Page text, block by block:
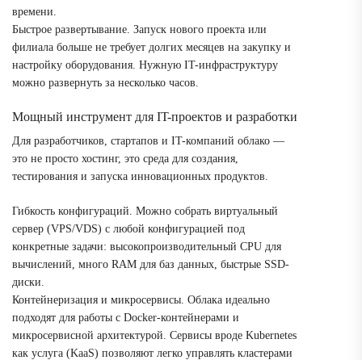
времени.
Быстрое развертывание. Запуск нового проекта или
филиала больше не требует долгих месяцев на закупку и
настройку оборудования. Нужную IT-инфраструктуру
можно развернуть за несколько часов.
Мощный инструмент для IT-проектов и разработки
Для разработчиков, стартапов и IT-компаний облако —
это не просто хостинг, это среда для создания,
тестирования и запуска инновационных продуктов.
Гибкость конфигураций. Можно собрать виртуальный
сервер (VPS/VDS) с любой конфигурацией под
конкретные задачи: высокопроизводительный CPU для
вычислений, много RAM для баз данных, быстрые SSD-
диски.
Контейнеризация и микросервисы. Облака идеально
подходят для работы с Docker-контейнерами и
микросервисной архитектурой. Сервисы вроде Kubernetes
как услуга (KaaS) позволяют легко управлять кластерами